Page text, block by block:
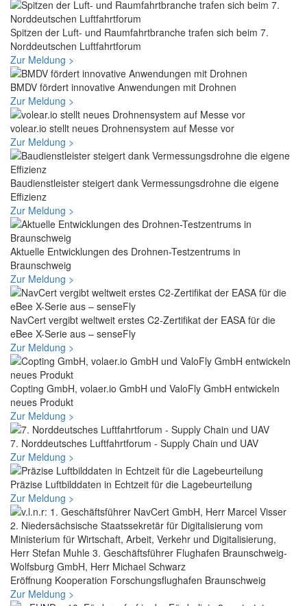
Spitzen der Luft- und Raumfahrtbranche trafen sich beim 7.
Norddeutschen Luftfahrtforum
Zur Meldung >
BMDV fördert innovative Anwendungen mit Drohnen
Zur Meldung >
volear.io stellt neues Drohnensystem auf Messe vor
Zur Meldung >
Baudienstleister steigert dank Vermessungsdrohne die eigene
Effizienz
Zur Meldung >
Aktuelle Entwicklungen des Drohnen-Testzentrums in
Braunschweig
Zur Meldung >
NavCert vergibt weltweit erstes C2-Zertifikat der EASA für die
eBee X-Serie aus – senseFly
Zur Meldung >
Copting GmbH, volaer.io GmbH und ValoFly GmbH entwickeln
neues Produkt
Zur Meldung >
7. Norddeutsches Luftfahrtforum - Supply Chain und UAV
Zur Meldung >
Präzise Luftbilddaten in Echtzeit für die Lagebeurteilung
Zur Meldung >
Eröffnung Kooperation Forschungsflughafen Braunschweig
Zur Meldung >